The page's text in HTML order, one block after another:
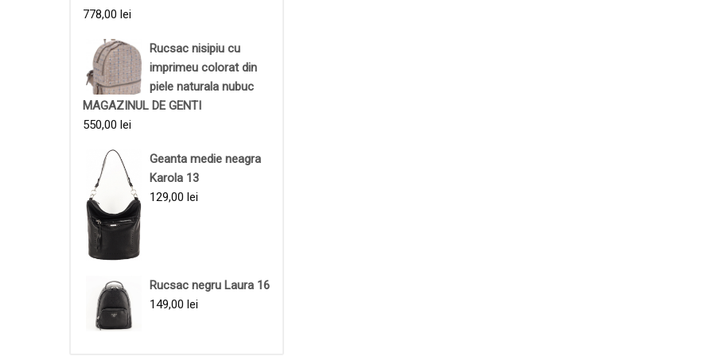
778,00 lei
Rucsac nisipiu cu
imprimeu colorat din
piele naturala nubuc
MAGAZINUL DE GENTI
550,00 lei
Geanta medie neagra
Karola 13
129,00 lei
Rucsac negru Laura 16
149,00 lei